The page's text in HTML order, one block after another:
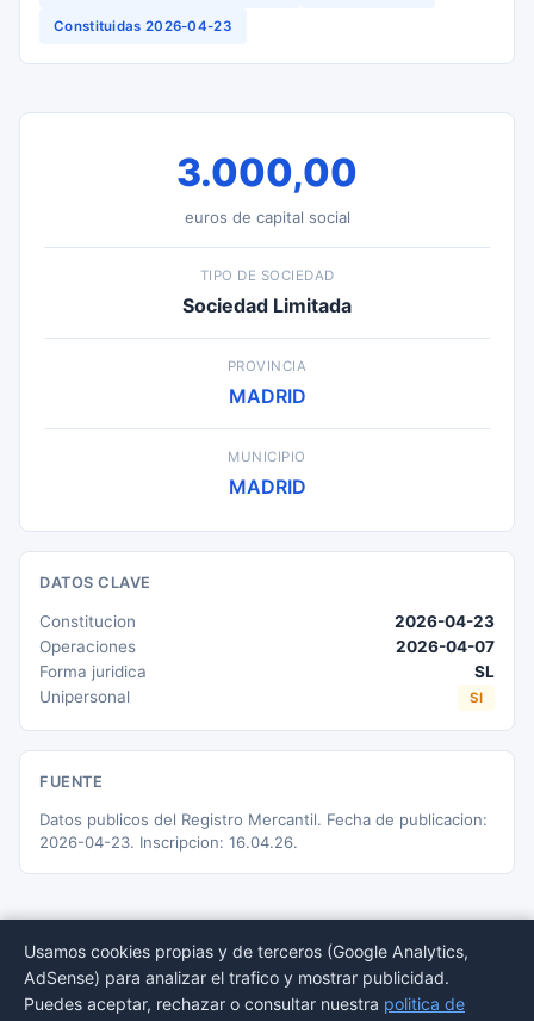
Constituidas 2026-04-23
3.000,00
euros de capital social
TIPO DE SOCIEDAD
Sociedad Limitada
PROVINCIA
MADRID
MUNICIPIO
MADRID
DATOS CLAVE
Constitucion
2026-04-23
Operaciones
2026-04-07
Forma juridica
SL
Unipersonal
SI
FUENTE
Datos publicos del Registro Mercantil. Fecha de publicacion:
2026-04-23. Inscripcion: 16.04.26.
© 2026 BORMEDirectorio — Datos publicos del Registro Mercantil
Usamos cookies propias y de terceros (Google Analytics,
AdSense) para analizar el trafico y mostrar publicidad.
Puedes aceptar, rechazar o consultar nuestra politica de